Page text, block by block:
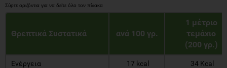
Θρεπτικά Συστατικά ανά 100 γρ.
1 μέτριο
τεμάχιο
(200 γρ.)
Ενέργεια 17 kcal 34 Kcal